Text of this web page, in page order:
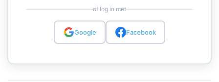
of log in met
Google Facebook